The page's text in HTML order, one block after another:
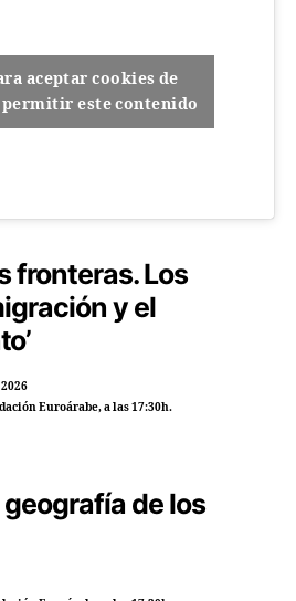
aceptar cookies de
este contenido
fronteras. Los
y el
Euroárabe, a las 17:30h.
geografía de los